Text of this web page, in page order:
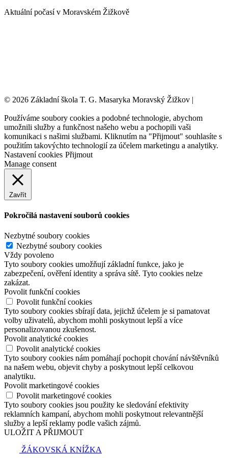
Aktuální počasí v Moravském Žižkově
© 2026 Základní škola T. G. Masaryka Moravský Žižkov |
Používáme soubory cookies a podobné technologie, abychom
umožnili služby a funkčnost našeho webu a pochopili vaši
komunikaci s našimi službami. Kliknutím na "Přijmout" souhlasíte s
použitím takovýchto technologií za účelem marketingu a analytiky.
Nastavení cookies Přijmout
Manage consent
Zavřít
Pokročilá nastavení souborů cookies
Nezbytné soubory cookies
Nezbytné soubory cookies
Vždy povoleno
Tyto soubory cookies umožňují základní funkce, jako je
zabezpečení, ověření identity a správa sítě. Tyto cookies nelze
zakázat.
Povolit funkční cookies
Povolit funkční cookies
Tyto soubory cookies sbírají data, jejichž účelem je si pamatovat
volby uživatelů, abychom mohli poskytnout lepší a více
personalizovanou zkušenost.
Povolit analytické cookies
Povolit analytické cookies
Tyto soubory cookies nám pomáhají pochopit chování návštěvníků
na našem webu, objevit chyby a poskytnout lepší celkovou
analytiku.
Povolit marketingové cookies
Povolit marketingové cookies
Tyto soubory cookies jsou použity ke sledování efektivity
reklamních kampaní, abychom mohli poskytnout relevantnější
služby a lepší reklamy podle vašich zájmů.
ULOŽIT A PŘIJMOUT
ŽÁKOVSKÁ KNÍŽKA